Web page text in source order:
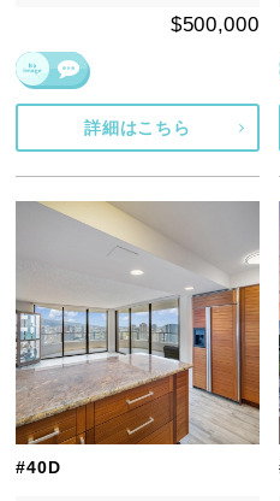
$500,000
詳細はこちら
#40D